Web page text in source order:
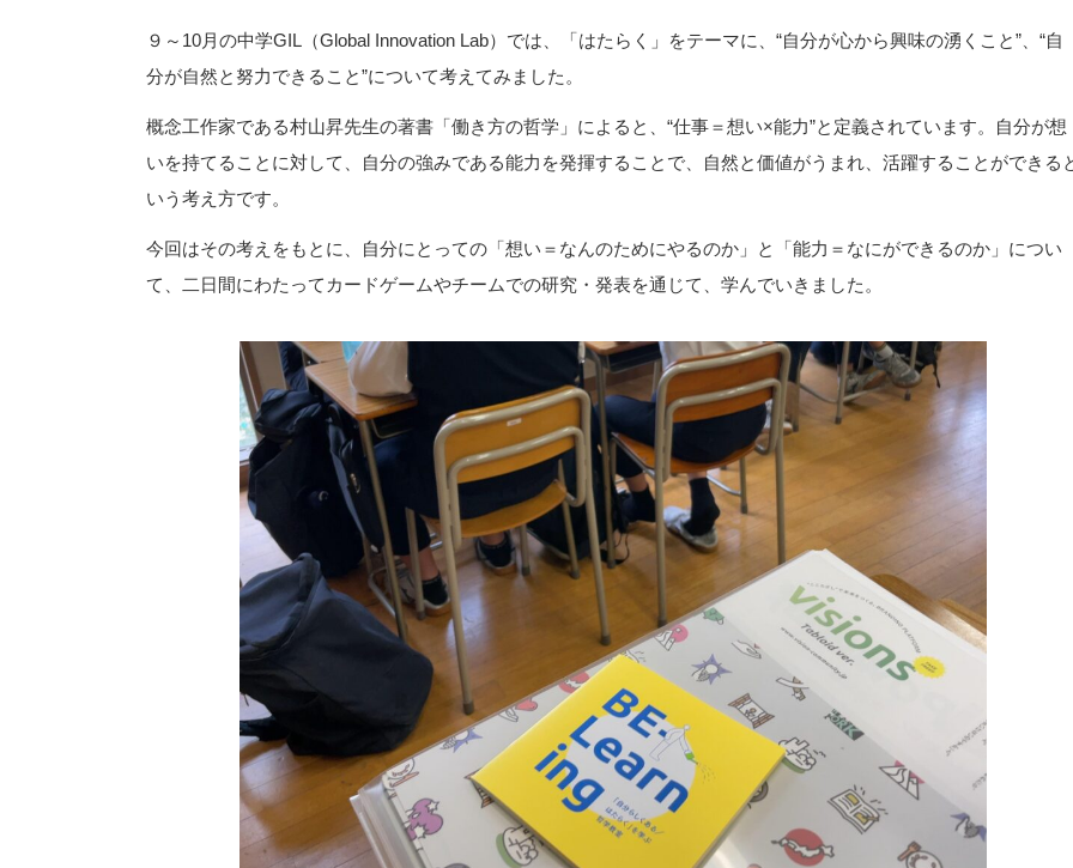
９～10月の中学GIL（Global Innovation Lab）では、「はたらく」をテーマに、“自分が心から興味の湧くこと”、“自
分が自然と努力できること”について考えてみました。
概念工作家である村山昇先生の著書「働き方の哲学」によると、“仕事＝想い×能力”と定義されています。自分が想
いを持てることに対して、自分の強みである能力を発揮することで、自然と価値がうまれ、活躍することができる
いう考え方です。
今回はその考えをもとに、自分にとっての「想い＝なんのためにやるのか」と「能力＝なにができるのか」につい
て、二日間にわたってカードゲームやチームでの研究・発表を通じて、学んでいきました。